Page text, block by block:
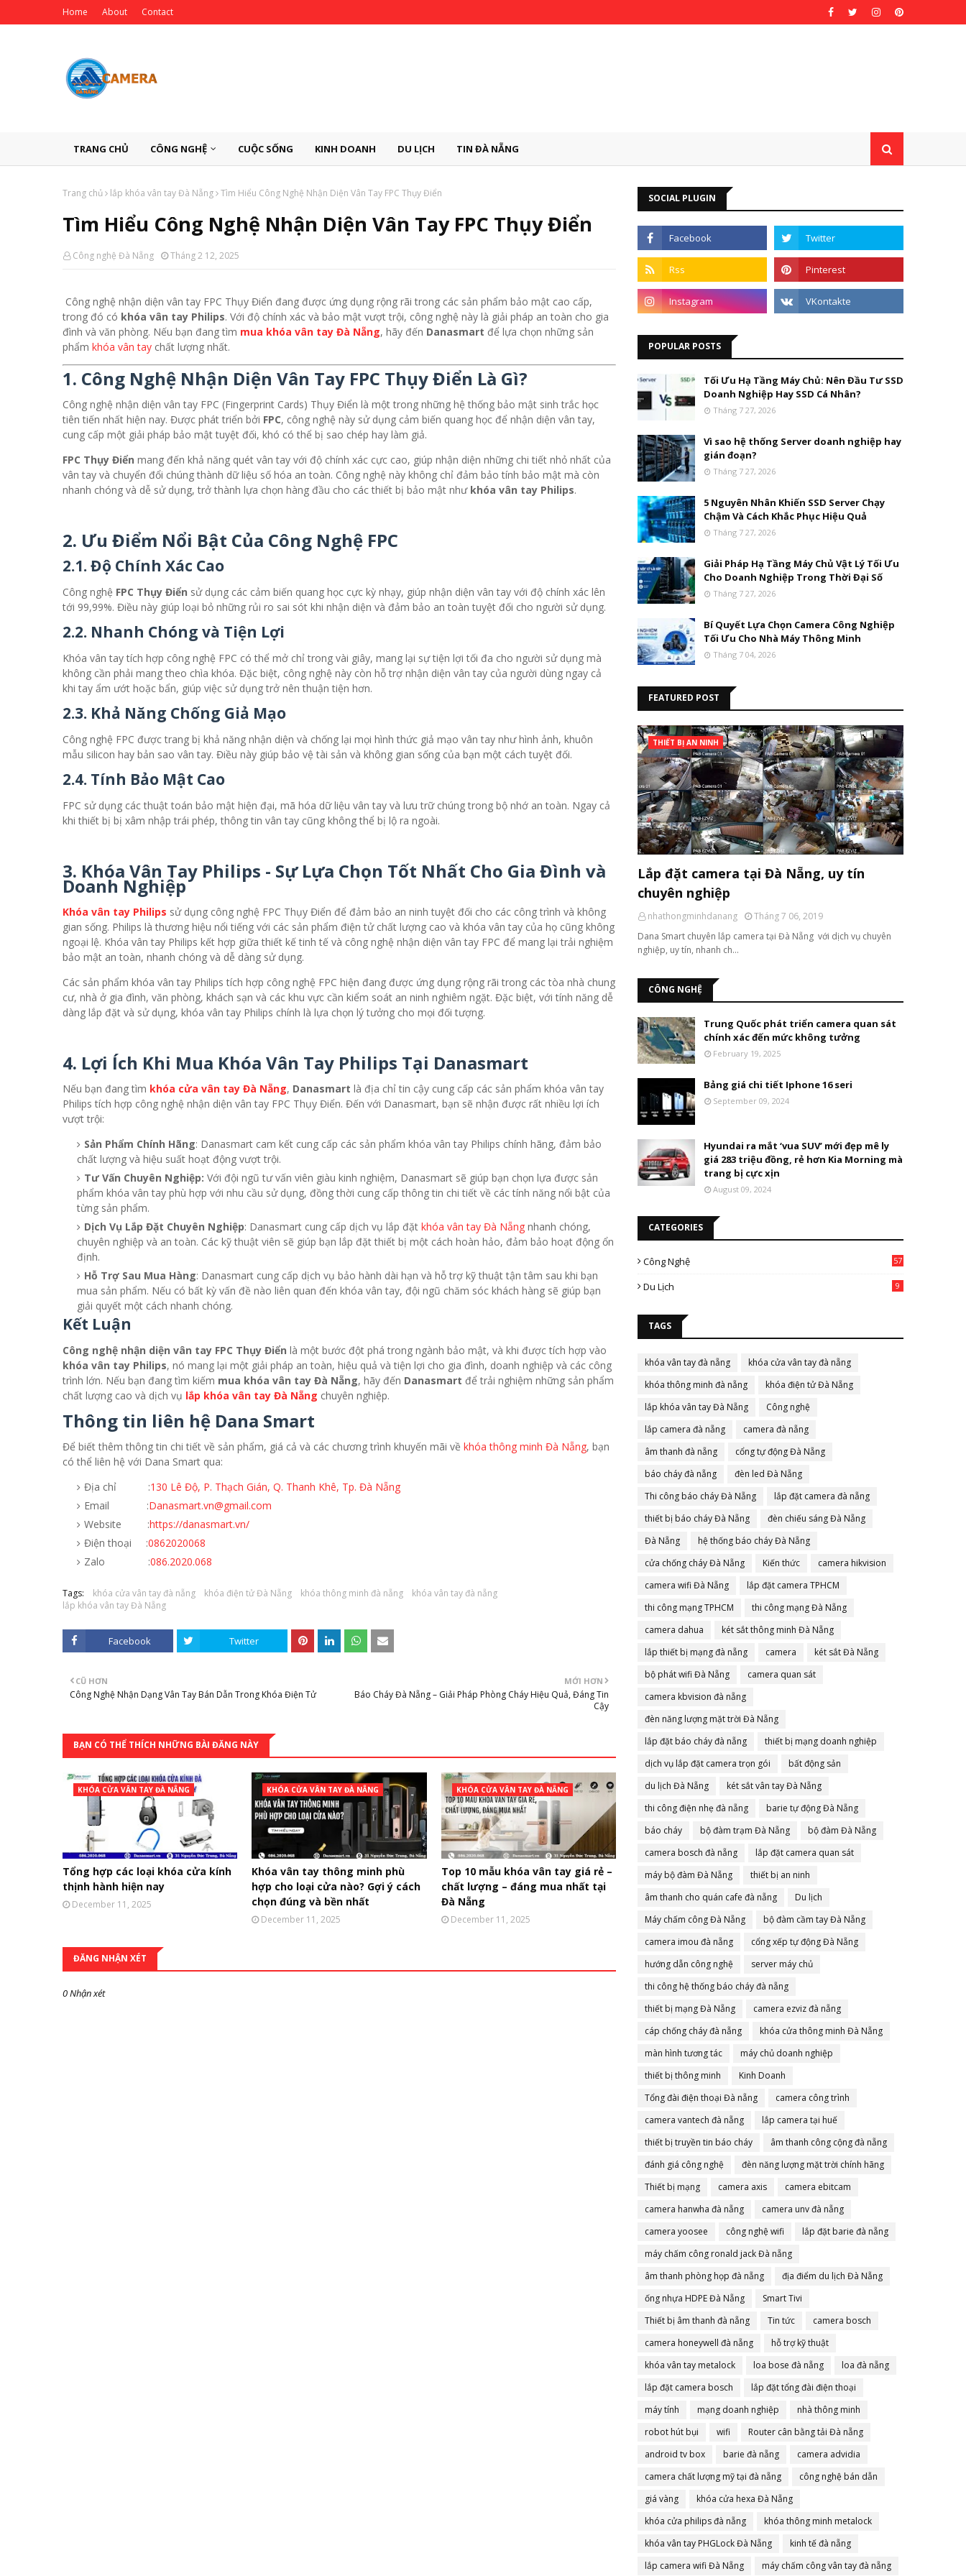
Home About Contact
TRANG CHỦ CÔNG NGHỆ CUỘC SỐNG KINH DOANH DU LỊCH TIN ĐÀ NẴNG
Trang chủ lắp khóa vân tay Đà Nẵng Tìm Hiểu Công Nghệ Nhận Diện Vân Tay FPC Thụy Điển
Tìm Hiểu Công Nghệ Nhận Diện Vân Tay FPC Thụy Điển
Công nghệ Đà Nẵng Tháng 2 12, 2025
Công nghệ nhận diện vân tay FPC Thụy Điển đang được ứng dụng rộng rãi trong các sản phẩm bảo mật cao cấp,
trong đó có khóa vân tay Philips. Với độ chính xác và bảo mật vượt trội, công nghệ này là giải pháp an toàn cho gia
đình và văn phòng. Nếu bạn đang tìm mua khóa vân tay Đà Nẵng, hãy đến Danasmart để lựa chọn những sản
phẩm khóa vân tay chất lượng nhất.
1. Công Nghệ Nhận Diện Vân Tay FPC Thụy Điển Là Gì?
Công nghệ nhận diện vân tay FPC (Fingerprint Cards) Thụy Điển là một trong những hệ thống bảo mật sinh trắc học
tiên tiến nhất hiện nay. Được phát triển bởi FPC, công nghệ này sử dụng cảm biến quang học để nhận diện vân tay,
cung cấp một giải pháp bảo mật tuyệt đối, khó có thể bị sao chép hay làm giả.
FPC Thụy Điển mang đến khả năng quét vân tay với độ chính xác cực cao, giúp nhận diện những chi tiết nhỏ nhất của
vân tay và chuyển đổi chúng thành dữ liệu số hóa an toàn. Công nghệ này không chỉ đảm bảo tính bảo mật mà còn
nhanh chóng và dễ sử dụng, trở thành lựa chọn hàng đầu cho các thiết bị bảo mật như khóa vân tay Philips.
2. Ưu Điểm Nổi Bật Của Công Nghệ FPC
2.1.Độ Chính Xác Cao
Công nghệ FPC Thụy Điển sử dụng các cảm biến quang học cực kỳ nhạy, giúp nhận diện vân tay với độ chính xác lên
tới 99,99%. Điều này giúp loại bỏ những rủi ro sai sót khi nhận diện và đảm bảo an toàn tuyệt đối cho người sử dụng.
2.2. Nhanh Chóng và Tiện Lợi
Khóa vân tay tích hợp công nghệ FPC có thể mở chỉ trong vài giây, mang lại sự tiện lợi tối đa cho người sử dụng mà
không cần phải mang theo chìa khóa. Đặc biệt, công nghệ này còn hỗ trợ nhận diện vân tay của người dùng ngay cả
khi tay ẩm ướt hoặc bẩn, giúp việc sử dụng trở nên thuận tiện hơn.
2.3. Khả Năng Chống Giả Mạo
Công nghệ FPC được trang bị khả năng nhận diện và chống lại mọi hình thức giả mạo vân tay như hình ảnh, khuôn
mẫu silicon hay bản sao vân tay. Điều này giúp bảo vệ tài sản và không gian sống của bạn một cách tuyệt đối.
2.4. Tính Bảo Mật Cao
FPC sử dụng các thuật toán bảo mật hiện đại, mã hóa dữ liệu vân tay và lưu trữ chúng trong bộ nhớ an toàn. Ngay cả
khi thiết bị bị xâm nhập trái phép, thông tin vân tay cũng không thể bị lộ ra ngoài.
3. Khóa Vân Tay Philips - Sự Lựa Chọn Tốt Nhất Cho Gia Đình và
Doanh Nghiệp
Khóa vân tay Philips sử dụng công nghệ FPC Thụy Điển để đảm bảo an ninh tuyệt đối cho các công trình và không
gian sống. Philips là thương hiệu nổi tiếng với các sản phẩm điện tử chất lượng cao và khóa vân tay của họ cũng không
ngoại lệ. Khóa vân tay Philips kết hợp giữa thiết kế tinh tế và công nghệ nhận diện vân tay FPC để mang lại trải nghiệm
bảo mật an toàn, nhanh chóng và dễ dàng sử dụng.
Các sản phẩm khóa vân tay Philips tích hợp công nghệ FPC hiện đang được ứng dụng rộng rãi trong các tòa nhà chung
cư, nhà ở gia đình, văn phòng, khách sạn và các khu vực cần kiểm soát an ninh nghiêm ngặt. Đặc biệt, với tính năng dễ
dàng lắp đặt và sử dụng, khóa vân tay Philips chính là lựa chọn lý tưởng cho mọi đối tượng.
4. Lợi Ích Khi Mua Khóa Vân Tay Philips Tại Danasmart
Nếu bạn đang tìm khóa cửa vân tay Đà Nẵng, Danasmart là địa chỉ tin cậy cung cấp các sản phẩm khóa vân tay
Philips tích hợp công nghệ nhận diện vân tay FPC Thụy Điển. Đến với Danasmart, bạn sẽ nhận được rất nhiều lợi ích
vượt trội:
Sản Phẩm Chính Hãng: Danasmart cam kết cung cấp các sản phẩm khóa vân tay Philips chính hãng, đảm bảo
chất lượng và hiệu suất hoạt động vượt trội.
Tư Vấn Chuyên Nghiệp: Với đội ngũ tư vấn viên giàu kinh nghiệm, Danasmart sẽ giúp bạn chọn lựa được sản
phẩm khóa vân tay phù hợp với nhu cầu sử dụng, đồng thời cung cấp thông tin chi tiết về các tính năng nổi bật của
từng sản phẩm.
Dịch Vụ Lắp Đặt Chuyên Nghiệp: Danasmart cung cấp dịch vụ lắp đặt khóa vân tay Đà Nẵng nhanh chóng,
chuyên nghiệp và an toàn. Các kỹ thuật viên sẽ giúp bạn lắp đặt thiết bị một cách hoàn hảo, đảm bảo hoạt động ổn
định.
Hỗ Trợ Sau Mua Hàng: Danasmart cung cấp dịch vụ bảo hành dài hạn và hỗ trợ kỹ thuật tận tâm sau khi bạn
mua sản phẩm. Nếu có bất kỳ vấn đề nào liên quan đến khóa vân tay, đội ngũ chăm sóc khách hàng sẽ giúp bạn
giải quyết một cách nhanh chóng.
Kết Luận
Công nghệ nhận diện vân tay FPC Thụy Điển là một bước đột phá trong ngành bảo mật, và khi được tích hợp vào
khóa vân tay Philips, nó mang lại một giải pháp an toàn, hiệu quả và tiện lợi cho gia đình, doanh nghiệp và các công
trình lớn. Nếu bạn đang tìm kiếm mua khóa vân tay Đà Nẵng, hãy đến Danasmart để trải nghiệm những sản phẩm
chất lượng cao và dịch vụ lắp khóa vân tay Đà Nẵng chuyên nghiệp.
Thông tin liên hệ Dana Smart
Để biết thêm thông tin chi tiết về sản phẩm, giá cả và các chương trình khuyến mãi về khóa thông minh Đà Nẵng, bạn
có thể liên hệ với Dana Smart qua:
Địa chỉ :130 Lê Độ, P. Thạch Gián, Q. Thanh Khê, Tp. Đà Nẵng
Email :Danasmart.vn@gmail.com
Website :https://danasmart.vn/
Điện thoại :0862020068
Zalo :086.2020.068
Tags: khóa cửa vân tay đà nẵng khóa điện tử Đà Nẵng khóa thông minh đà nẵng
khóa vân tay đà nẵng
lắp khóa vân tay Đà Nẵng
Facebook Twitter
MỚI HƠN
Báo Cháy Đà Nẵng – Giải Pháp Phòng Cháy Hiệu Quả, Đáng Tin
Cậy
CŨ HƠN
Công Nghệ Nhận Dạng Vân Tay Bán Dẫn Trong Khóa Điện Tử
BẠN CÓ THỂ THÍCH NHỮNG BÀI ĐĂNG NÀY
KHÓA CỬA VÂN TAY ĐÀ NẴNG
Tổng hợp các loại khóa cửa kính
thịnh hành hiện nay
December 11, 2025
KHÓA CỬA VÂN TAY ĐÀ NẴNG
Khóa vân tay thông minh phù
hợp cho loại cửa nào? Gợi ý cách
chọn đúng và bền nhất
December 11, 2025
KHÓA CỬA VÂN TAY ĐÀ NẴNG
Top 10 mẫu khóa vân tay giá rẻ –
chất lượng – đáng mua nhất tại
Đà Nẵng
December 11, 2025
ĐĂNG NHẬN XÉT
0 Nhận xét
SOCIAL PLUGIN
POPULAR POSTS
Tối Ưu Hạ Tầng Máy Chủ: Nên Đầu Tư SSD
Doanh Nghiệp Hay SSD Cá Nhân?
Tháng 7 27, 2026
Vì sao hệ thống Server doanh nghiệp hay
gián đoạn?
Tháng 7 27, 2026
5 Nguyên Nhân Khiến SSD Server Chạy
Chậm Và Cách Khắc Phục Hiệu Quả
Tháng 7 27, 2026
Giải Pháp Hạ Tầng Máy Chủ Vật Lý Tối Ưu
Cho Doanh Nghiệp Trong Thời Đại Số
Tháng 7 27, 2026
Bí Quyết Lựa Chọn Camera Công Nghiệp
Tối Ưu Cho Nhà Máy Thông Minh
Tháng 7 04, 2026
FEATURED POST
THIẾT BỊ AN NINH
Lắp đặt camera tại Đà Nẵng, uy tín
chuyên nghiệp
nhathongminhdanang
Tháng 7 06, 2019
Dana Smart chuyên lắp camera tại Đà Nẵng với dịch vụ chuyên
nghiệp, uy tín, nhanh ch…
CÔNG NGHỆ
Trung Quốc phát triển camera quan sát
chính xác đến mức không tưởng
February 19, 2025
Bảng giá chi tiết Iphone 16 seri
September 09, 2024
Hyundai ra mắt ‘vua SUV’ mới đẹp mê ly
giá 283 triệu đồng, rẻ hơn Kia Morning mà
trang bị cực xịn
August 09, 2024
CATEGORIES
Công Nghệ 57
Du Lịch 9
TAGS
khóa vân tay đà nẵng
khóa cửa vân tay đà nẵng
khóa thông minh đà nẵng
khóa điện tử Đà Nẵng
lắp khóa vân tay Đà Nẵng
Công nghệ
lắp camera đà nẵng
camera đà nẵng
âm thanh đà nẵng
cổng tự động Đà Nẵng
báo cháy đà nẵng
đèn led Đà Nẵng
Thi công báo cháy Đà Nẵng
lắp đặt camera đà nẵng
thiết bị báo cháy Đà Nẵng
đèn chiếu sáng Đà Nẵng
Đà Nẵng
hệ thống báo cháy Đà Nẵng
cửa chống cháy Đà Nẵng
Kiến thức
camera hikvision
camera wifi Đà Nẵng
lắp đặt camera TPHCM
thi công mạng TPHCM
thi công mạng Đà Nẵng
camera dahua
két sắt thông minh Đà Nẵng
lắp thiết bị mạng đà nẵng
camera
két sắt Đà Nẵng
bộ phát wifi Đà Nẵng
camera quan sát
camera kbvision đà nẵng
đèn năng lượng mặt trời Đà Nẵng
lắp đặt báo cháy đà nẵng
thiết bị mạng doanh nghiệp
dịch vụ lắp đặt camera trọn gói
bất động sản
du lịch Đà Nẵng
két sắt vân tay Đà Nẵng
thi công điện nhẹ đà nẵng
barie tự động Đà Nẵng
báo cháy
bộ đàm trạm Đà Nẵng
bộ đàm Đà Nẵng
camera bosch đà nẵng
lắp đặt camera quan sát
máy bộ đàm Đà Nẵng
thiết bị an ninh
âm thanh cho quán cafe đà nẵng
Du lịch
Máy chấm công Đà Nẵng
bộ đàm cầm tay Đà Nẵng
camera imou đà nẵng
cổng xếp tự động Đà Nẵng
hướng dẫn công nghệ
server máy chủ
thi công hệ thống báo cháy đà nẵng
thiết bị mạng Đà Nẵng
camera ezviz đà nẵng
cáp chống cháy đà nẵng
khóa cửa thông minh Đà Nẵng
màn hình tương tác
máy chủ doanh nghiệp
thiết bị thông minh
Kinh Doanh
Tổng đài điện thoại Đà nẵng
camera công trình
camera vantech đà nẵng
lắp camera tại huế
thiết bị truyền tin báo cháy
âm thanh công cộng đà nẵng
đánh giá công nghệ
đèn năng lượng mặt trời chính hãng
Thiết bị mạng
camera axis
camera ebitcam
camera hanwha đà nẵng
camera unv đà nẵng
camera yoosee
công nghệ wifi
lắp đặt barie đà nẵng
máy chấm công ronald jack Đà nẵng
âm thanh phòng họp đà nẵng
địa điểm du lịch Đà Nẵng
ống nhựa HDPE Đà Nẵng
Smart Tivi
Thiết bị âm thanh đà nẵng
Tin tức
camera bosch
camera honeywell đà nẵng
hỗ trợ kỹ thuật
khóa vân tay metalock
loa bose đà nẵng
loa đà nẵng
lắp đặt camera bosch
lắp đặt tổng đài điện thoại
máy tính
mạng doanh nghiệp
nhà thông minh
robot hút bụi
wifi
Router cân bằng tải Đà nẵng
android tv box
barie đà nẵng
camera advidia
camera chất lượng mỹ tại đà nẵng
công nghệ bán dẫn
giá vàng
khóa cửa hexa Đà Nẵng
khóa cửa philips đà nẵng
khóa thông minh metalock
khóa vân tay PHGLock Đà Nẵng
kinh tế đà nẵng
lắp camera wifi Đà Nẵng
máy chấm công vân tay đà nẵng